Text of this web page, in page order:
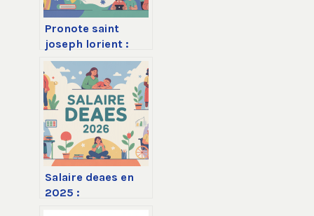
Pronote saint
joseph lorient :
accès,
fonctionnement et
astuces pratiques
Salaire deaes en
2025 :
fourchettes,